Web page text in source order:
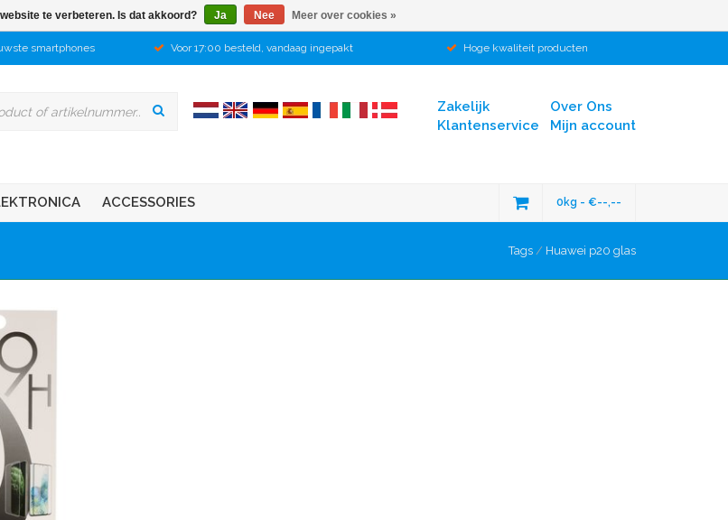
smartphones Voor 17:00 besteld, vandaag ingepakt Hoge kwaliteit producten
Over Ons
Mijn account
Zakelijk
Klantenservice
ACCESSORIES 0kg - €--,--
Tags / Huawei p20 glas
te verbeteren. Is dat akkoord? Ja Nee Meer over cookies »